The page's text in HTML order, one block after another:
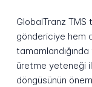
GlobalTranz
göndericiye hem
üretme yeteneği
döngüsünün